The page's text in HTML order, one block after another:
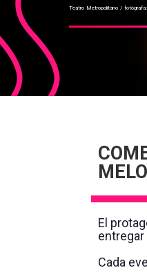
Teatro Metropolitano /
El
entregar
Cada